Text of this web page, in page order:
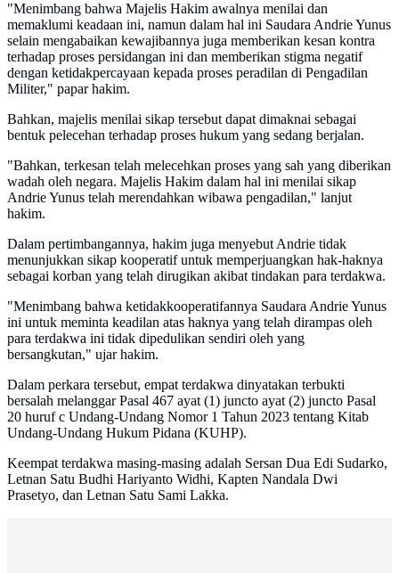
"Menimbang bahwa Majelis Hakim awalnya menilai dan
memaklumi keadaan ini, namun dalam hal ini Saudara Andrie Yunus
selain mengabaikan kewajibannya juga memberikan kesan kontra
terhadap proses persidangan ini dan memberikan stigma negatif
dengan ketidakpercayaan kepada proses peradilan di Pengadilan
Militer," papar hakim.
Bahkan, majelis menilai sikap tersebut dapat dimaknai sebagai
bentuk pelecehan terhadap proses hukum yang sedang berjalan.
"Bahkan, terkesan telah melecehkan proses yang sah yang diberikan
wadah oleh negara. Majelis Hakim dalam hal ini menilai sikap
Andrie Yunus telah merendahkan wibawa pengadilan," lanjut
hakim.
Dalam pertimbangannya, hakim juga menyebut Andrie tidak
menunjukkan sikap kooperatif untuk memperjuangkan hak-haknya
sebagai korban yang telah dirugikan akibat tindakan para terdakwa.
"Menimbang bahwa ketidakkooperatifannya Saudara Andrie Yunus
ini untuk meminta keadilan atas haknya yang telah dirampas oleh
para terdakwa ini tidak dipedulikan sendiri oleh yang
bersangkutan," ujar hakim.
Dalam perkara tersebut, empat terdakwa dinyatakan terbukti
bersalah melanggar Pasal 467 ayat (1) juncto ayat (2) juncto Pasal
20 huruf c Undang-Undang Nomor 1 Tahun 2023 tentang Kitab
Undang-Undang Hukum Pidana (KUHP).
Keempat terdakwa masing-masing adalah Sersan Dua Edi Sudarko,
Letnan Satu Budhi Hariyanto Widhi, Kapten Nandala Dwi
Prasetyo, dan Letnan Satu Sami Lakka.